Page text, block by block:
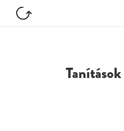
Tanítások